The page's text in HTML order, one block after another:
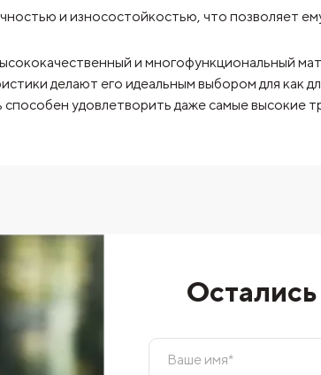
и износостойкостью, что позволяет
и многофункциональный
делают его идеальным выбором для как
удовлетворить даже самые высокие